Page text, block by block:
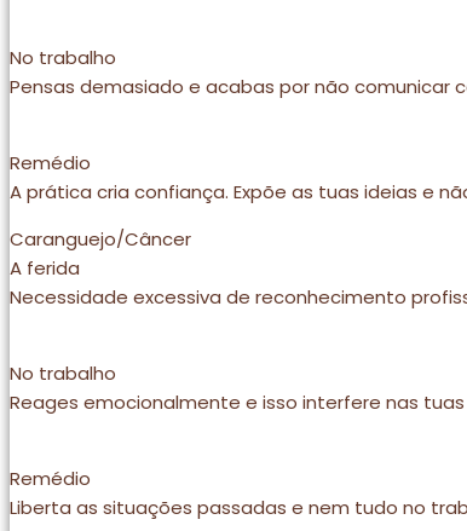
No trabalho
Pensas demasiado e acabas por não comunicar
Remédio
A prática cria confiança. Expõe as tuas ideias e
Caranguejo/Câncer
A ferida
Necessidade excessiva de reconhecimento
No trabalho
Reages emocionalmente e isso interfere nas
Remédio
Liberta as situações passadas e nem tudo no